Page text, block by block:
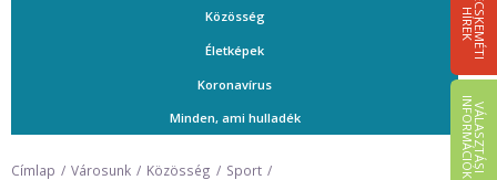
K
E
C
S
K
E
M
É
T
I
HÍ
R
E
K
V
Á
L
A
S
Z
T
Á
S
I
IN
F
O
R
M
Á
C
I
Ó
K
Közösség
Életképek
Koronavírus
Minden, ami hulladék
Címlap Városunk Közösség Sport